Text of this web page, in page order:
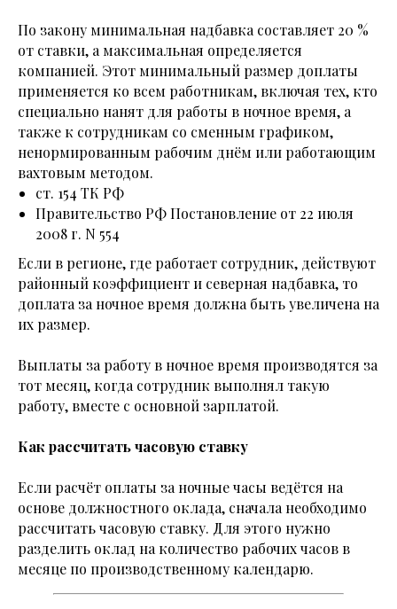
По закону минимальная надбавка составляет 20 %
от ставки, а максимальная определяется
компанией. Этот минимальный размер доплаты
применяется ко всем работникам, включая тех, кто
специально нанят для работы в ночное время, а
также к сотрудникам со сменным графиком,
ненормированным рабочим днём или работающим
вахтовым методом.
ст. 154 ТК РФ
Правительство РФ Постановление от 22 июля
2008 г. N 554
Если в регионе, где работает сотрудник, действуют
районный коэффициент и северная надбавка, то
доплата за ночное время должна быть увеличена на
их размер.
Выплаты за работу в ночное время производятся за
тот месяц, когда сотрудник выполнял такую
работу, вместе с основной зарплатой.
Как рассчитать часовую ставку
Если расчёт оплаты за ночные часы ведётся на
основе должностного оклада, сначала необходимо
рассчитать часовую ставку. Для этого нужно
разделить оклад на количество рабочих часов в
месяце по производственному календарю.